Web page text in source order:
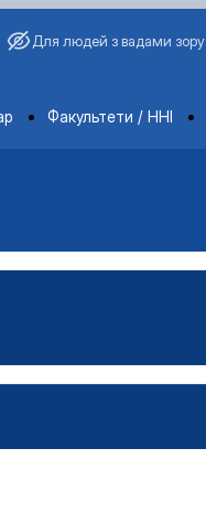
Для людей з вадами зору
Факультети / ННІ